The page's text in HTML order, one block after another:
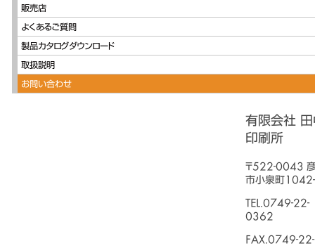
販売店
よくあるご質問
製品カタログダウンロード
取扱説明
お問い合わせ
有限会社 田
印刷所
〒522-0043
市小泉町
TEL.0749-22-
0362
FAX.0749-22-